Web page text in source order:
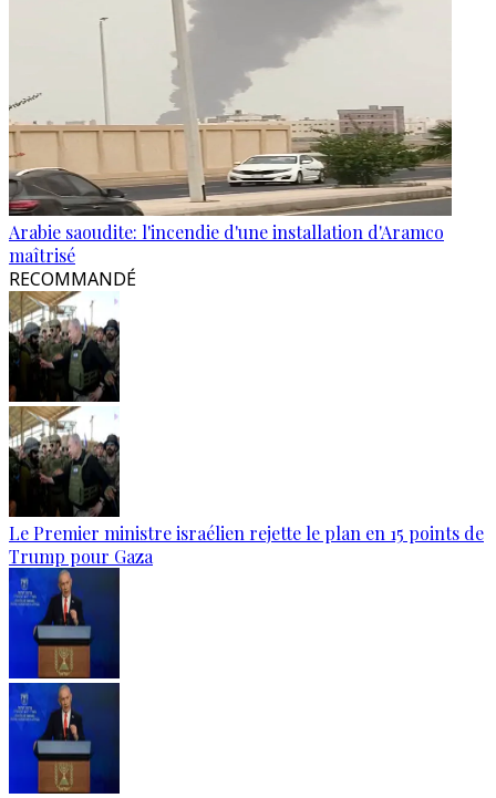
Arabie saoudite: l'incendie d'une installation d'Aramco
maîtrisé
RECOMMANDÉ
Le Premier ministre israélien rejette le plan en 15 points de
Trump pour Gaza